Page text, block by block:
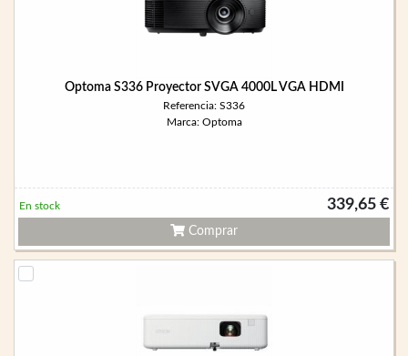
Optoma S336 Proyector SVGA 4000L VGA HDMI
Referencia: S336
Marca: Optoma
339,65 €
En stock
Comprar